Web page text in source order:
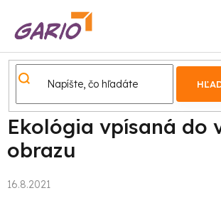
obsah
Ekológia vpísaná do
obrazu
16.8.2021